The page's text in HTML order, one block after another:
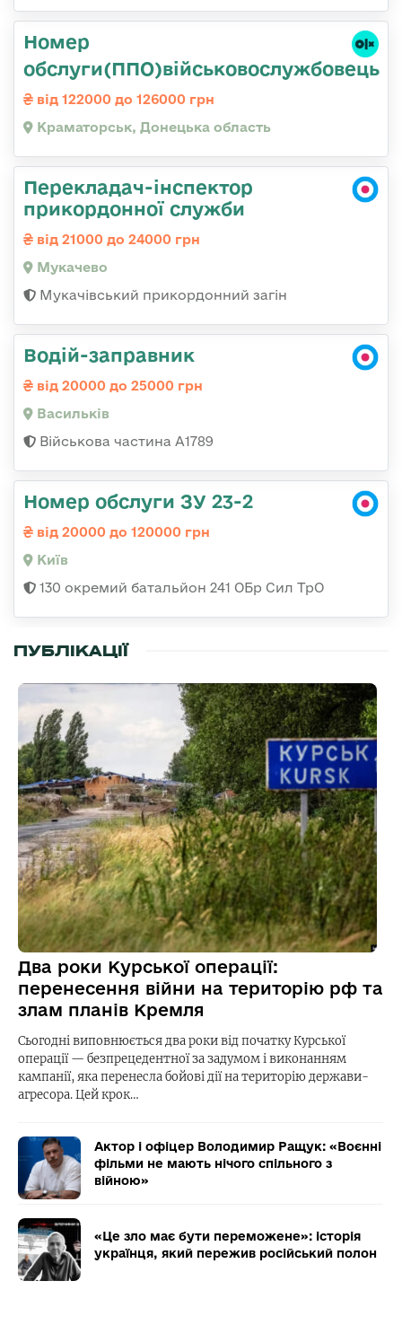
Номер
обслуги(ППО)військовослужбовець
від 122000 до 126000 грн
Краматорськ, Донецька область
Перекладач-інспектор
прикордонної служби
від 21000 до 24000 грн
Мукачево
Мукачівський прикордонний загін
Водій-заправник
від 20000 до 25000 грн
Васильків
Військова частина А1789
Номер обслуги ЗУ 23-2
від 20000 до 120000 грн
Київ
130 окремий батальйон 241 ОБр Сил ТрО
ПУБЛІКАЦІЇ
Два роки Курської операції:
перенесення війни на територію рф та
злам планів Кремля
Сьогодні виповнюється два роки від початку Курської
операції — безпрецедентної за задумом і виконанням
кампанії, яка перенесла бойові дії на територію держави-
агресора. Цей крок…
Актор і офіцер Володимир Ращук: «Воєнні
фільми не мають нічого спільного з
війною»
«Це зло має бути переможене»: історія
українця, який пережив російський полон